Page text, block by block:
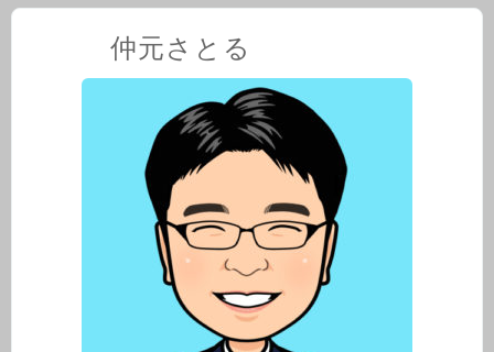
仲元さとる